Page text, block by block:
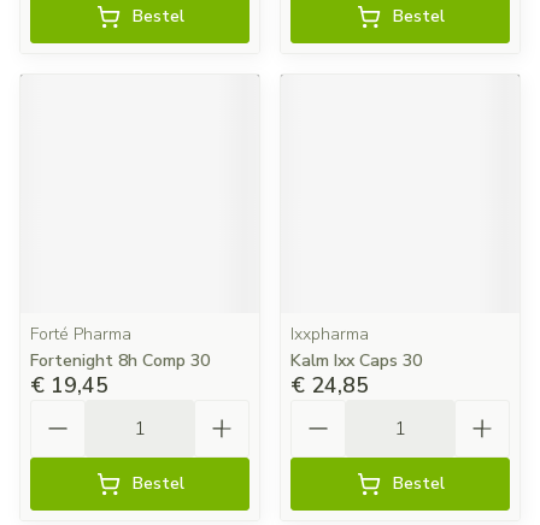
Bestel Bestel
Forté Pharma
Fortenight 8h Comp 30
€ 19,45
Bestel
Ixxpharma
Kalm Ixx Caps 30
€ 24,85
Bestel